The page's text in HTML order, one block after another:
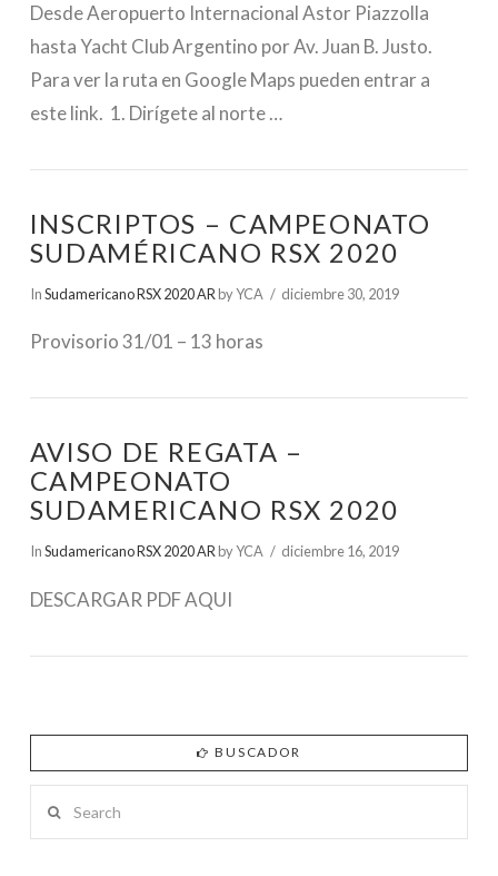
Desde Aeropuerto Internacional Astor Piazzolla
hasta Yacht Club Argentino por Av. Juan B. Justo.
Para ver la ruta en Google Maps pueden entrar a
este link. 1. Dirígete al norte …
INSCRIPTOS – CAMPEONATO
SUDAMÉRICANO RSX 2020
InSudamericano RSX 2020 AR by YCA diciembre 30, 2019
Provisorio 31/01 – 13 horas
AVISO DE REGATA –
CAMPEONATO
SUDAMERICANO RSX 2020
InSudamericano RSX 2020 AR by YCA diciembre 16, 2019
DESCARGAR PDF AQUI
BUSCADOR